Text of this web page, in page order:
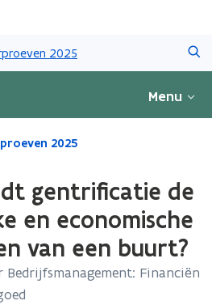
en
naar
gaan
2025
Menu
2025
gentrificatie de
en economische
van een buurt?
Bedrijfsmanagement: Financiën